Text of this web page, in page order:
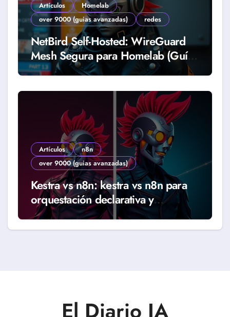
Artículos
Homelab
over 9000 (guias avanzadas)
redes
NetBird Self-Hosted: WireGuard
Mesh Segura para Homelab (Guía
2026)
Artículos
n8n
over 9000 (guias avanzadas)
Kestra vs n8n: kestra vs n8n para
orquestación declarativa y
workflows reales (Guía 2026)